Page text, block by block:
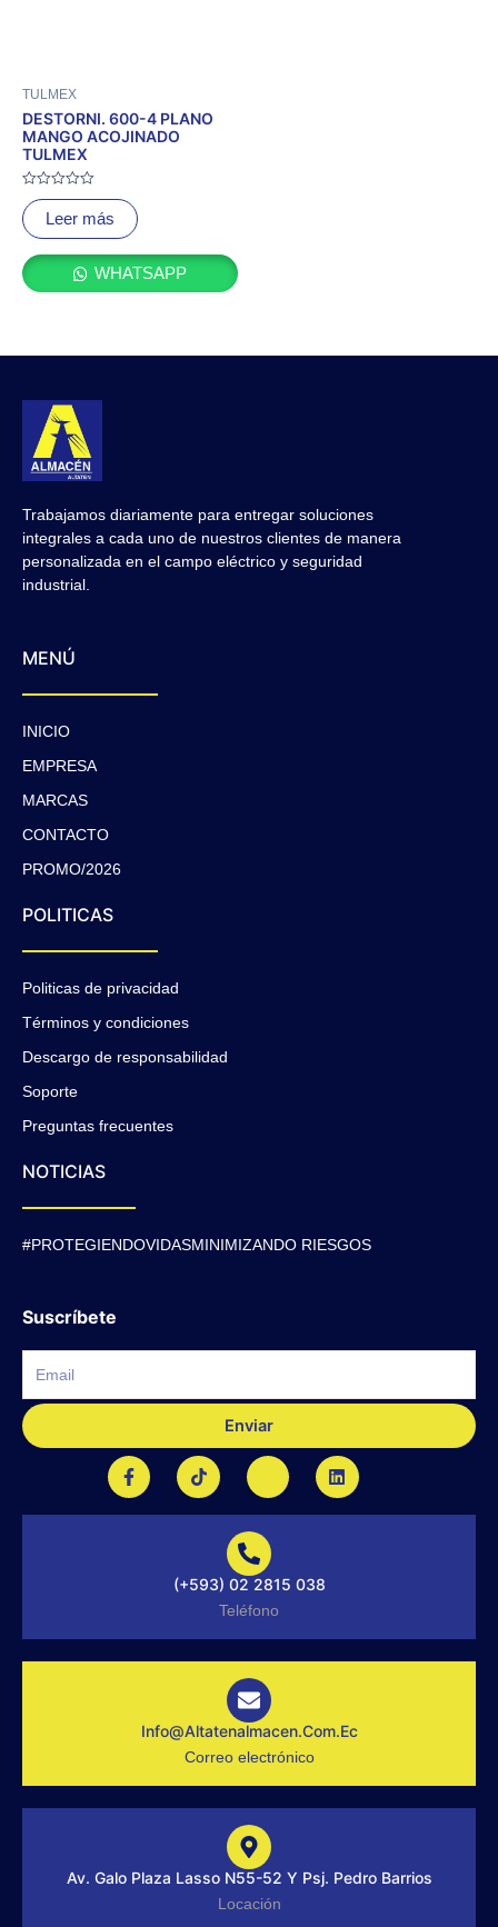
TULMEX
DESTORNI. 600-4 PLANO
MANGO ACOJINADO
TULMEX
Valorado
con
0
de
Leer más
WHATSAPP
Trabajamos diariamente para entregar soluciones
integrales a cada uno de nuestros clientes de manera
personalizada en el campo eléctrico y seguridad
industrial.
MENÚ
INICIO
EMPRESA
MARCAS
CONTACTO
PROMO/2026
POLITICAS
Politicas de privacidad
Términos y condiciones
Descargo de responsabilidad
Soporte
Preguntas frecuentes
NOTICIAS
#PROTEGIENDOVIDASMINIMIZANDO RIESGOS
Suscríbete
Enviar
F
a
c
e
T
i
k
t
J
i
-
n
s
t
a
r
a
-
1
-
i
g
L
i
n
k
(+593) 02 2815 038
Teléfono
Info@altatenalmacen.com.ec
Correo electrónico
Av. Galo Plaza Lasso N55-52 Y Psj. Pedro Barrios
Locación